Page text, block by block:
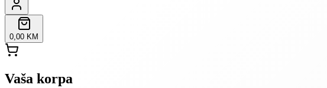
0,00 KM
Vaša korpa